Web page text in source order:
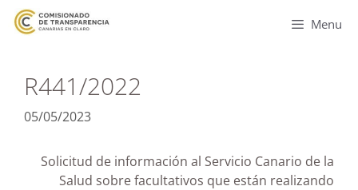
Menu
R441/2022
05/05/2023
Solicitud de información al Servicio Canario de la
Salud sobre facultativos que están realizando